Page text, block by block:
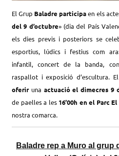
El Grup Baladre participaen els
del 9 d’octubre» (dia del País
els dies previs i posteriors se
esportius, lúdics i festius com
infantil, concert de la banda,
raspallot i exposició d’escultura.
oferiruna actuació el dimecres 9
de paelles a les 16’00h en el Parc
nostra comarca.
Baladre rep a Muro al grup